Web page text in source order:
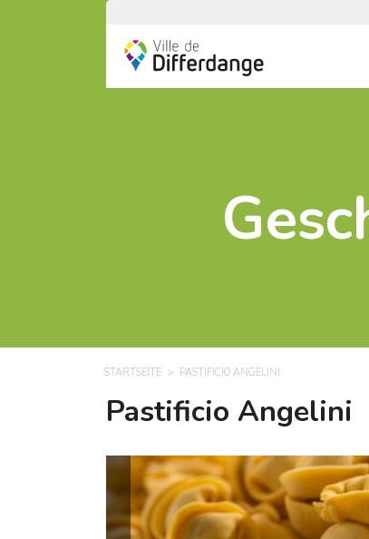
STARTSEITE PASTIFICIO ANGELINI
Pastificio Angelini